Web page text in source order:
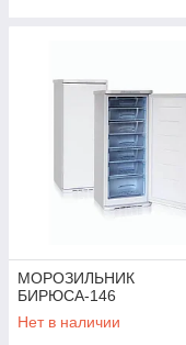
МОРОЗИЛЬНИК
БИРЮСА-146
Нет в наличии